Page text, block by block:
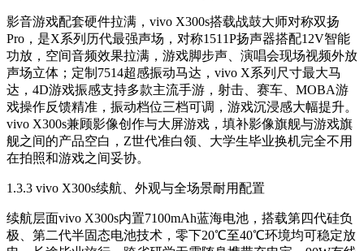
影音游戏配套硬件拉满，vivo X300s搭载战鼓大师对称双扬
Pro，是X系列历代最强声场，对称1511P扬声器搭配12V智能
功放，空间音频效果拉满，游戏脚步声、演唱会现场视频外放
声场立体；定制7514超感振动马达，vivo X系列尺寸最大马
达，4D游戏振感支持多款主流手游，射击、赛车、MOBA游
戏操作反馈精准，振动档位三档可调，游戏沉浸感大幅提升。
vivo X300s兼顾影像创作与大屏游戏，填补影像旗舰与游戏旗
舰之间的产品空白，Z世代准白领、大学生毕业换机完全不用
在拍照和游戏之间妥协。
1.3.3 vivo X300s续航、外观与全场景耐用配置
续航层面vivo X300s内置7100mAh蓝海电池，搭载第四代硅负
极、第二代半固态电池技术，零下20℃至40℃环境均可稳定放